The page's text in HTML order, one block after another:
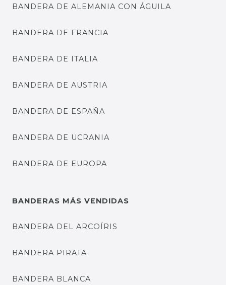
BANDERA DE ALEMANIA CON ÁGUILA
BANDERA DE FRANCIA
BANDERA DE ITALIA
BANDERA DE AUSTRIA
BANDERA DE ESPAÑA
BANDERA DE UCRANIA
BANDERA DE EUROPA
BANDERAS MÁS VENDIDAS
BANDERA DEL ARCOÍRIS
BANDERA PIRATA
BANDERA BLANCA